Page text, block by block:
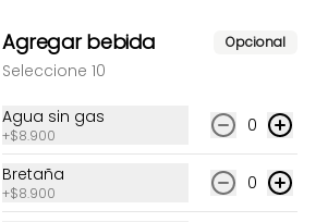
Agregar bebida Opcional
Seleccione 10
Agua sin gas
+$8.900 0
Bretaña
+$8.900 0